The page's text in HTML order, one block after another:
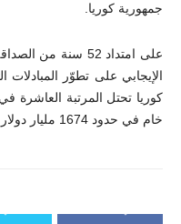
جمهورية كوريا.
على امتداد 52 سنة
الإيجابي على تطوّر المبادلات
كوريا تحتل المرتبة العاشرة
خام في حدود 1674 مليار دولار سنة 2021.